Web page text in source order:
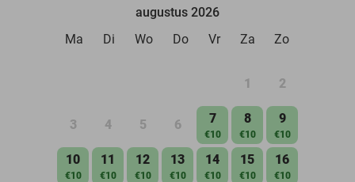
augustus 2026
Ma
Di Wo Do Vr Za Zo
1 2
3 4 5 6 7
€10
8
€10
9
€10
10
€10
11
€10
12
€10
13
€10
14
€10
15
€10
16
€10